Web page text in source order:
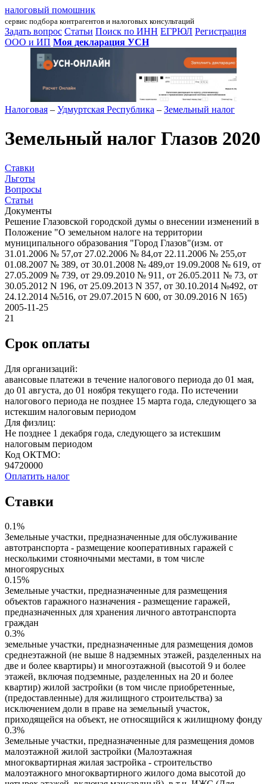
налоговый помошник
сервис подбора контрагентов и налоговых консультаций
Задать вопрос Статьи Поиск по ИНН ЕГРЮЛ Регистрация
ООО и ИП Моя декларация УСН
Налоговая – Удмуртская Республика – Земельный налог
Земельный налог Глазов 2020
Ставки
Льготы
Вопросы
Статьи
Документы
Решение Глазовской городской думы о внесении изменений в
Положение "О земельном налоге на территории
муниципального образования "Город Глазов"(изм. от
31.01.2006 № 57,от 27.02.2006 № 84,от 22.11.2006 № 255,от
01.08.2007 № 389, от 30.01.2008 № 489,от 19.09.2008 № 619, от
27.05.2009 № 739, от 29.09.2010 № 911, от 26.05.2011 № 73, от
30.05.2012 N 196, от 25.09.2013 N 357, от 30.10.2014 №492, от
24.12.2014 №516, от 29.07.2015 N 600, от 30.09.2016 N 165)
2005-11-25
21
Срок оплаты
Для организаций:
авансовые платежи в течение налогового периода до 01 мая,
до 01 августа, до 01 ноября текущего года. По истечении
налогового периода не позднее 15 марта года, следующего за
истекшим налоговым периодом
Для физлиц:
Не позднее 1 декабря года, следующего за истекшим
налоговым периодом
Код ОКТМО:
94720000
Оплатить налог
Ставки
0.1%
Земельные участки, предназначенные для обслуживание
автотранспорта - размещение кооперативных гаражей с
несколькими стояночными местами, в том числе
многоярусных
0.15%
Земельные участки, предназначенные для размещения
объектов гаражного назначения - размещение гаражей,
предназначенных для хранения личного автотранспорта
граждан
0.3%
земельные участки, предназначенные для размещения домов
среднеэтажной (не выше 8 надземных этажей, разделенных на
две и более квартиры) и многоэтажной (высотой 9 и более
этажей, включая подземные, разделенных на 20 и более
квартир) жилой застройки (в том числе приобретенные,
(предоставленные) для жилищного строительства) за
исключением доли в праве на земельный участок,
приходящейся на объект, не относящийся к жилищному фонду
0.3%
Земельные участки, предназначенные для размещения домов
малоэтажной жилой застройки (Малоэтажная
многоквартирная жилая застройка - строительство
малоэтажного многоквартирного жилого дома высотой до